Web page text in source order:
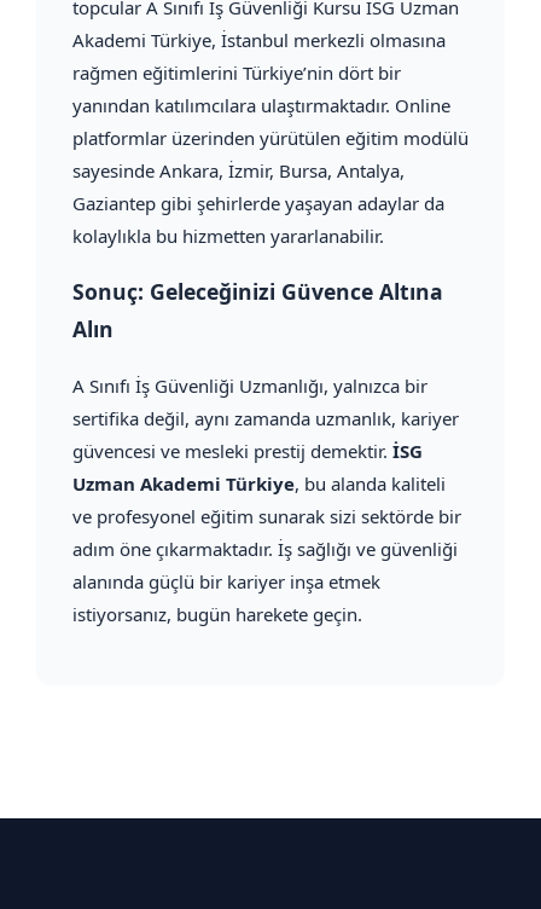
topcular A Sınıfı İş Güvenliği Kursu İSG Uzman
Akademi Türkiye, İstanbul merkezli olmasına
rağmen eğitimlerini Türkiye’nin dört bir
yanından katılımcılara ulaştırmaktadır. Online
platformlar üzerinden yürütülen eğitim modülü
sayesinde Ankara, İzmir, Bursa, Antalya,
Gaziantep gibi şehirlerde yaşayan adaylar da
kolaylıkla bu hizmetten yararlanabilir.
Sonuç: Geleceğinizi Güvence Altına
Alın
A Sınıfı İş Güvenliği Uzmanlığı, yalnızca bir
sertifika değil, aynı zamanda uzmanlık, kariyer
güvencesi ve mesleki prestij demektir. İSG
Uzman Akademi Türkiye, bu alanda kaliteli
ve profesyonel eğitim sunarak sizi sektörde bir
adım öne çıkarmaktadır. İş sağlığı ve güvenliği
alanında güçlü bir kariyer inşa etmek
istiyorsanız, bugün harekete geçin.